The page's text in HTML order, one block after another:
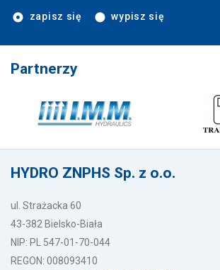
zapisz się wypisz się
Partnerzy
HYDRO ZNPHS Sp. z o.o.
ul. Strażacka 60
43-382 Bielsko-Biała
NIP: PL 547-01-70-044
REGON: 008093410